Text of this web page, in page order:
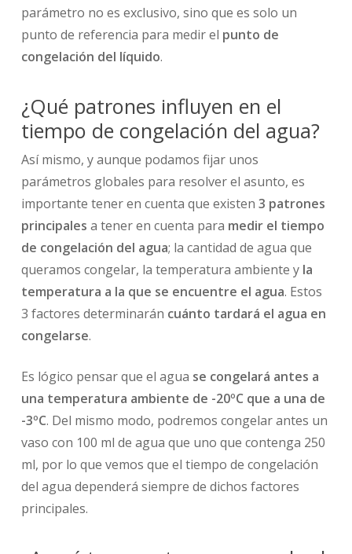
parámetro no es exclusivo, sino que es solo un
punto de referencia para medir el punto de
congelación del líquido.
¿Qué patrones influyen en el
tiempo de congelación del agua?
Así mismo, y aunque podamos fijar unos
parámetros globales para resolver el asunto, es
importante tener en cuenta que existen 3 patrones
principales a tener en cuenta para medir el tiempo
de congelación del agua; la cantidad de agua que
queramos congelar, la temperatura ambiente y la
temperatura a la que se encuentre el agua. Estos
3 factores determinarán cuánto tardará el agua en
congelarse.
Es lógico pensar que el agua se congelará antes a
una temperatura ambiente de -20ºC que a una de
-3ºC. Del mismo modo, podremos congelar antes un
vaso con 100 ml de agua que uno que contenga 250
ml, por lo que vemos que el tiempo de congelación
del agua dependerá siempre de dichos factores
principales.